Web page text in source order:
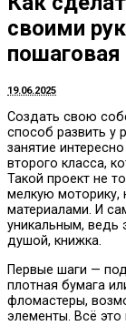
своими
пошаговая
19.06.2025
Создать свою
способ развить у
занятие
второго класса,
Такой проект не
мелкую моторику,
материалами. И
уникальным, ведь
душой, книжка.
Первые шаги —
плотная бумага
фломастеры,
элементы. Всё